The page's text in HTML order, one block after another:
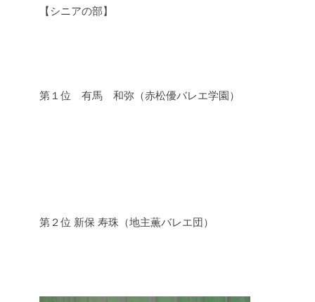
【シニアの部】
第１位 有馬 和弥（赤松優バレエ学園）
​第２位 新保 寿珠（地主薫バレエ団）